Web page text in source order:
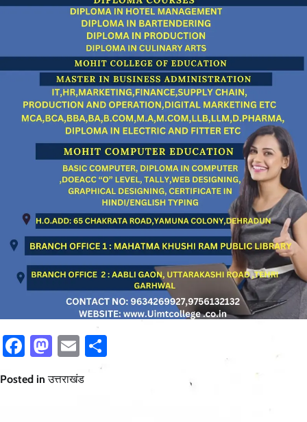
Facebook
Mastodon
Email
Posted inउत्तराखंड